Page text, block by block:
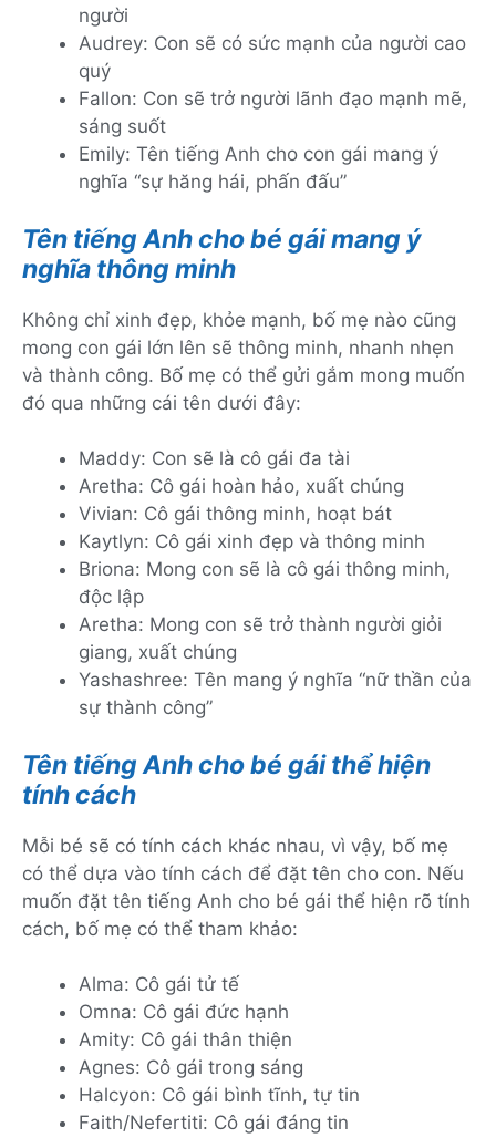
người
Audrey: Con sẽ có sức mạnh của người cao
quý
Fallon: Con sẽ trở người lãnh đạo mạnh mẽ,
sáng suốt
Emily: Tên tiếng Anh cho con gái mang ý
nghĩa “sự hăng hái, phấn đấu”
Tên tiếng Anh cho bé gái mang ý
nghĩa thông minh
Không chỉ xinh đẹp, khỏe mạnh, bố mẹ nào cũng
mong con gái lớn lên sẽ thông minh, nhanh nhẹn
và thành công. Bố mẹ có thể gửi gắm mong muốn
đó qua những cái tên dưới đây:
Maddy: Con sẽ là cô gái đa tài
Aretha: Cô gái hoàn hảo, xuất chúng
Vivian: Cô gái thông minh, hoạt bát
Kaytlyn: Cô gái xinh đẹp và thông minh
Briona: Mong con sẽ là cô gái thông minh,
độc lập
Aretha: Mong con sẽ trở thành người giỏi
giang, xuất chúng
Yashashree: Tên mang ý nghĩa “nữ thần của
sự thành công”
Tên tiếng Anh cho bé gái thể hiện
tính cách
Mỗi bé sẽ có tính cách khác nhau, vì vậy, bố mẹ
có thể dựa vào tính cách để đặt tên cho con. Nếu
muốn đặt tên tiếng Anh cho bé gái thể hiện rõ tính
cách, bố mẹ có thể tham khảo:
Alma: Cô gái tử tế
Omna: Cô gái đức hạnh
Amity: Cô gái thân thiện
Agnes: Cô gái trong sáng
Halcyon: Cô gái bình tĩnh, tự tin
Faith/Nefertiti: Cô gái đáng tin